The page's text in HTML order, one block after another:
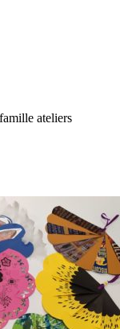
ateliers